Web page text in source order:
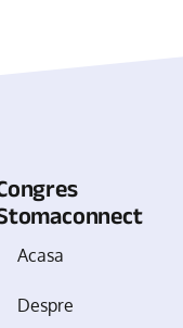
Acasa
Despre